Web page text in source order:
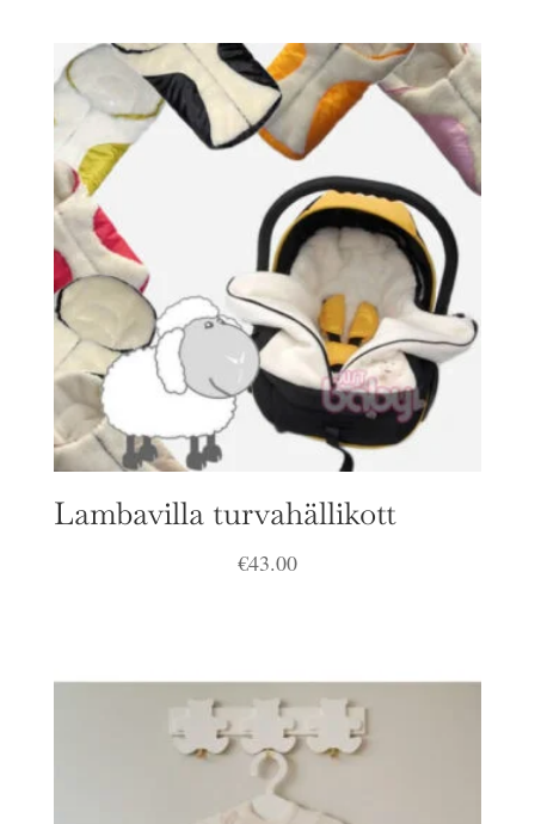
Lambavilla turvahällikott
€43.00